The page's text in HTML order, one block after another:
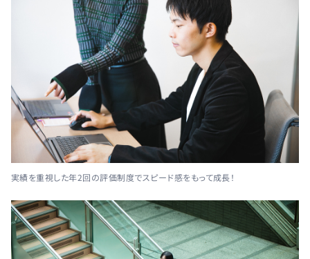
実績を重視した年2回の評価制度でスピード感をもって成長！